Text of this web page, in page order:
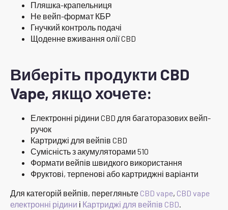
Пляшка-крапельниця
Не вейп-формат КБР
Гнучкий контроль подачі
Щоденне вживання олії CBD
Виберіть продукти CBD
Vape, якщо хочете:
Електронні рідини CBD для багаторазових вейп-
ручок
Картриджі для вейпів CBD
Сумісність з акумуляторами 510
Формати вейпів швидкого використання
Фруктові, терпенові або картриджні варіанти
Для категорій вейпів, перегляньте CBD vape, CBD vape
електронні рідини і Картриджі для вейпів CBD.